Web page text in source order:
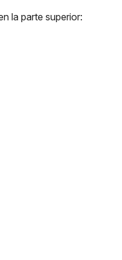
la parte superior: